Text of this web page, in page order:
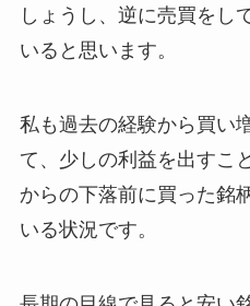
しょうし、逆に売買をし
いると思います。
私も過去の経験から買い
て、少しの利益を出すこ
からの下落前に買った銘
いる状況です。